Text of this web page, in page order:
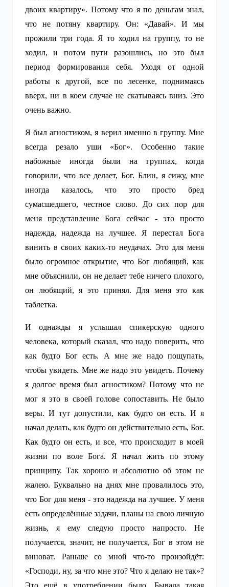
двоих квартиру». Потому что я по деньгам знал,
что не потяну квартиру. Он: «Давай». И мы
прожили три года. Я то ходил на группу, то не
ходил, и потом пути разошлись, но это был
период формирования себя. Уходя от одной
работы к другой, все по лесенке, поднимаясь
вверх, ни в коем случае не скатываясь вниз. Это
очень важно.
Я был агностиком, я верил именно в группу. Мне
всегда резало уши «Бог». Особенно такие
набожные иногда были на группах, когда
говорили, что все делает, Бог. Блин, я сижу, мне
иногда казалось, что это просто бред
сумасшедшего, честное слово. До сих пор для
меня представление Бога сейчас - это просто
надежда, надежда на лучшее. Я перестал Бога
винить в своих каких-то неудачах. Это для меня
было огромное открытие, что Бог любящий, как
мне объяснили, он не делает тебе ничего плохого,
он любящий, я это принял. Для меня это как
таблетка.
И однажды я услышал спикерскую одного
человека, который сказал, что надо поверить, что
как будто Бог есть. А мне же надо пощупать,
чтобы увидеть. Мне же надо это увидеть. Почему
я долгое время был агностиком? Потому что не
мог я это в своей голове сопоставить. Не было
веры. И тут допустили, как будто он есть. И я
начал делать, как будто он действительно есть, Бог.
Как будто он есть, и все, что происходит в моей
жизни по воле Бога. Я начал жить по этому
принципу. Так хорошо и абсолютно об этом не
жалею. Буквально на днях мне провалилось это,
что Бог для меня - это надежда на лучшее. У меня
есть определённые задачи, планы на свою личную
жизнь, я ему следую просто напросто. Не
получается, значит, не получается, Бог в этом не
виноват. Раньше со мной что-то произойдёт:
«Господи, ну, за что мне это? Что я делаю не так»?
Это ещё в употреблении было. Бывала такая